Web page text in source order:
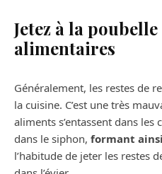
Jetez à la
alimentaires
Généralement, les restes de
la cuisine. C’est une très
aliments s’entassent dans les
dans le siphon, formant
l’habitude de jeter les restes